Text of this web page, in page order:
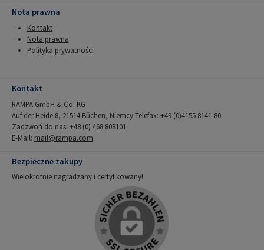
Nota prawna
Kontakt
Nota prawna
Polityka prywatności
Kontakt
RAMPA GmbH & Co. KG
Auf der Heide 8, 21514 Büchen, Niemcy Telefax: +49 (0)4155 8141-80
Zadzwoń do nas: +48 (0) 468 808101
E-Mail: mail@rampa.com
Bezpieczne zakupy
Wielokrotnie nagradzany i certyfikowany!